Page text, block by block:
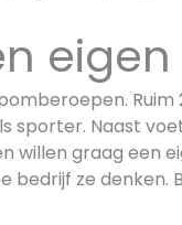
Ruim
sporter. Naast
willen graag een
ze denken.